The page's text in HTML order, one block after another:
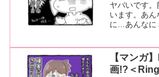
ヤバいです
います。あ
に…あんなに
たはずなの
くな…続きを
【マンガ
画!?＜